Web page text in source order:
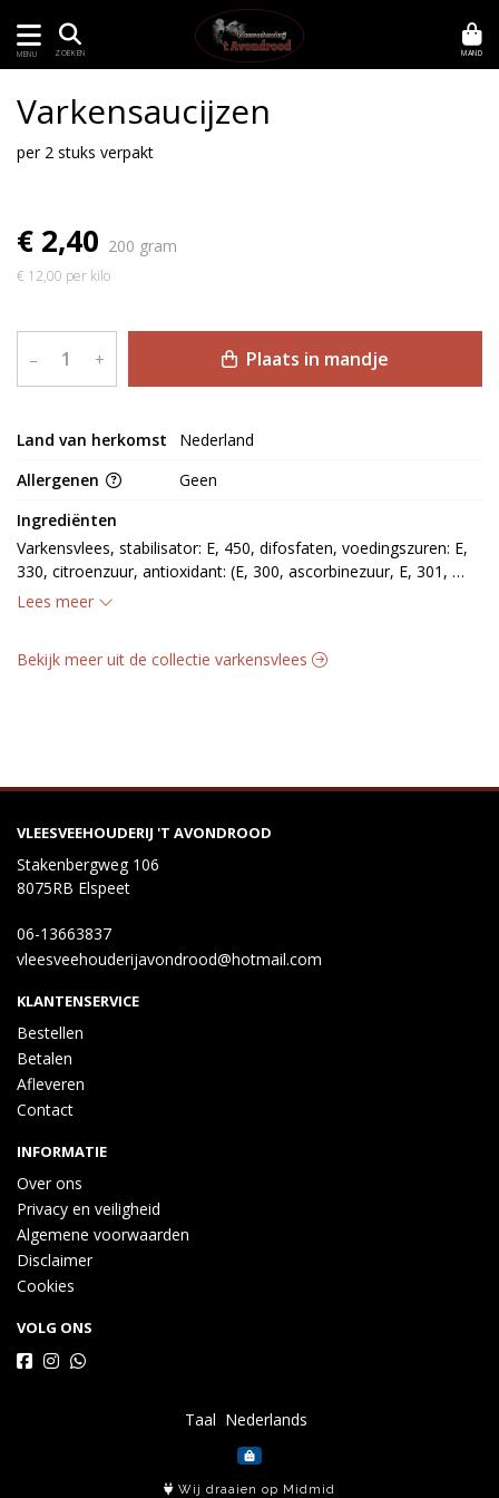
MENU ZOEKEN MAND
Varkensaucijzen
per 2 stuks verpakt
€ 2,40 200 gram
€ 12,00 per kilo
– + Plaats in mandje
Land van herkomst
Nederland
Allergenen
Geen
Ingrediënten
Varkensvlees, stabilisator: E, 450, difosfaten, voedingszuren: E,
330, citroenzuur, antioxidant: (E, 300, ascorbinezuur, E, 301,
natriumascorbaat), kruidenextract, zout, emulgator:, E, 472c,
Lees meer
Bekijk meer uit de collectie varkensvlees
VLEESVEEHOUDERIJ 'T AVONDROOD
Stakenbergweg 106
8075RB Elspeet
06-13663837
vleesveehouderijavondrood@hotmail.com
KLANTENSERVICE
Bestellen
Betalen
Afleveren
Contact
INFORMATIE
Over ons
Privacy en veiligheid
Algemene voorwaarden
Disclaimer
Cookies
VOLG ONS
Taal
Wij draaien op Midmid